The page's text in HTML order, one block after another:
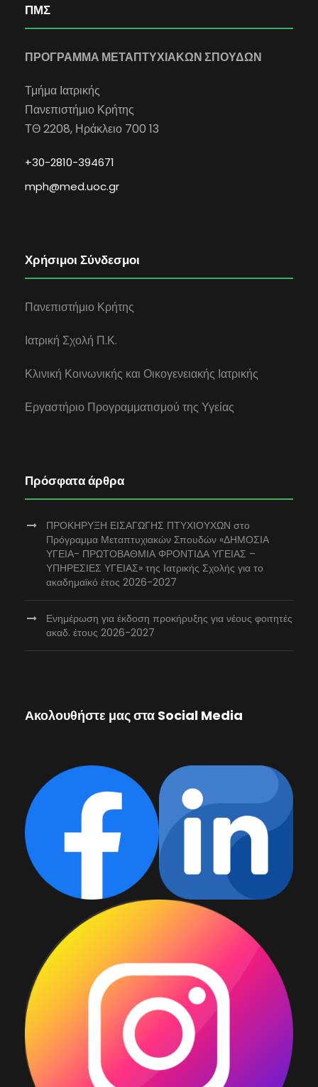
ΠΜΣ
ΠΡΟΓΡΑΜΜΑ ΜΕΤΑΠΤΥΧΙΑΚΩΝ ΣΠΟΥΔΩΝ
Τμήμα Ιατρικής
Πανεπιστήμιο Κρήτης
ΤΘ 2208, Ηράκλειο 700 13
+30-2810-394671
mph@med.uoc.gr
Χρήσιμοι Σύνδεσμοι
Πανεπιστήμιο Κρήτης
Ιατρική Σχολή Π.Κ.
Κλινική Κοινωνικής και Οικογενειακής Ιατρικής
Εργαστήριο Προγραμματισμού της Υγείας
Πρόσφατα άρθρα
ΠΡΟΚΗΡΥΞΗ ΕΙΣΑΓΩΓΗΣ ΠΤΥΧΙΟΥΧΩΝ στο
Πρόγραμμα Μεταπτυχιακών Σπουδών «ΔΗΜΟΣΙΑ
ΥΓΕΙΑ- ΠΡΩΤΟΒΑΘΜΙΑ ΦΡΟΝΤΙΔΑ ΥΓΕΙΑΣ –
ΥΠΗΡΕΣΙΕΣ ΥΓΕΙΑΣ» της Ιατρικής Σχολής για το
ακαδημαϊκό έτος 2026-2027
Ενημέρωση για έκδοση προκήρυξης για νέους φοιτητές
ακαδ. έτους 2026-2027
Ακολουθήστε μας στα Social Media